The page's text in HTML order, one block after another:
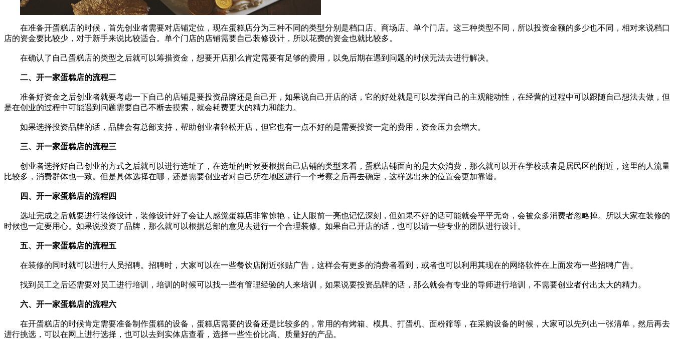
在准备开蛋糕店的时候，首先创业者需要对店铺定位，现在蛋糕店分为三种不同的类型分别是档口店、商场店、单个门店。这三种类型不同，所以投资金额的多少也不同，相对来说档口
店的资金要比较少，对于新手来说比较适合。单个门店的店铺需要自己装修设计，所以花费的资金也就比较多。
在确认了自己蛋糕店的类型之后就可以筹措资金，想要开店那么肯定需要有足够的费用，以免后期在遇到问题的时候无法去进行解决。
二、开一家蛋糕店的流程二
准备好资金之后创业者就要考虑一下自己的店铺是要投资品牌还是自己开，如果说自己开店的话，它的好处就是可以发挥自己的主观能动性，在经营的过程中可以跟随自己想法去做，但
是在创业的过程中可能遇到问题需要自己不断去摸索，就会耗费更大的精力和能力。
如果选择投资品牌的话，品牌会有总部支持，帮助创业者轻松开店，但它也有一点不好的是需要投资一定的费用，资金压力会增大。
三、开一家蛋糕店的流程三
创业者选择好自己创业的方式之后就可以进行选址了，在选址的时候要根据自己店铺的类型来看，蛋糕店铺面向的是大众消费，那么就可以开在学校或者是居民区的附近，这里的人流量
比较多，消费群体也一致。但是具体选择在哪，还是需要创业者对自己所在地区进行一个考察之后再去确定，这样选出来的位置会更加靠谱。
四、开一家蛋糕店的流程四
选址完成之后就要进行装修设计，装修设计好了会让人感觉蛋糕店非常惊艳，让人眼前一亮也记忆深刻，但如果不好的话可能就会平平无奇，会被众多消费者忽略掉。所以大家在装修的
时候也一定要用心。如果说投资了品牌，那么就可以根据总部的意见去进行一个合理装修。如果自己开店的话，也可以请一些专业的团队进行设计。
五、开一家蛋糕店的流程五
在装修的同时就可以进行人员招聘。招聘时，大家可以在一些餐饮店附近张贴广告，这样会有更多的消费者看到，或者也可以利用其现在的网络软件在上面发布一些招聘广告。
找到员工之后还需要对员工进行培训，培训的时候可以找一些有管理经验的人来培训，如果说要投资品牌的话，那么就会有专业的导师进行培训，不需要创业者付出太大的精力。
六、开一家蛋糕店的流程六
在开蛋糕店的时候肯定需要准备制作蛋糕的设备，蛋糕店需要的设备还是比较多的，常用的有烤箱、模具、打蛋机、面粉筛等，在采购设备的时候，大家可以先列出一张清单，然后再去
进行挑选，可以在网上进行选择，也可以去到实体店查看，选择一些性价比高、质量好的产品。